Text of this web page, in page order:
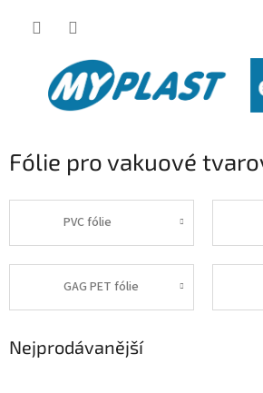
Fólie pro vakuové
PVC fólie
GAG PET fólie
Nejprodávanější